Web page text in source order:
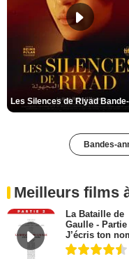
Bandes-
Meilleurs films
La Bataille de
Gaulle - Partie
J’écris ton